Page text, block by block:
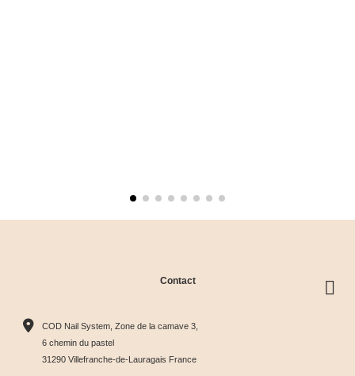
Contact
COD Nail System, Zone de la camave 3,
6 chemin du pastel
31290 Villefranche-de-Lauragais France